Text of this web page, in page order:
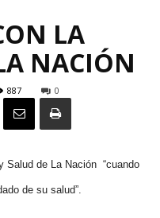
LA
NACIÓN
887 0
Salud de La Nación “cuando
de su salud”.